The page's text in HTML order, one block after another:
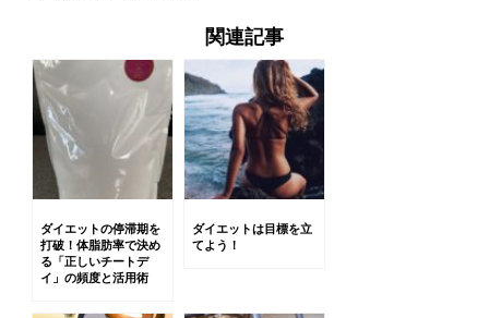
関連記事
ダイエットの停滞期を
打破！体脂肪率で決め
る「正しいチートデ
イ」の頻度と活用術
ダイエットは目標を立
てよう！